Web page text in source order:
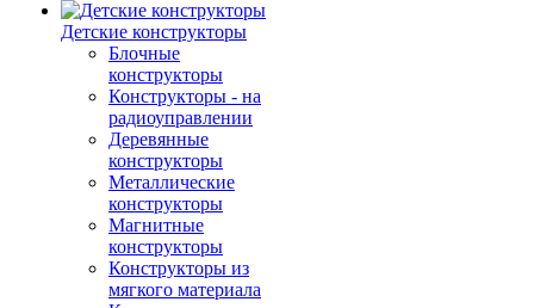
Детские конструкторы
Блочные
конструкторы
Конструкторы - на
радиоуправлении
Деревянные
конструкторы
Металлические
конструкторы
Магнитные
конструкторы
Конструкторы из
мягкого материала